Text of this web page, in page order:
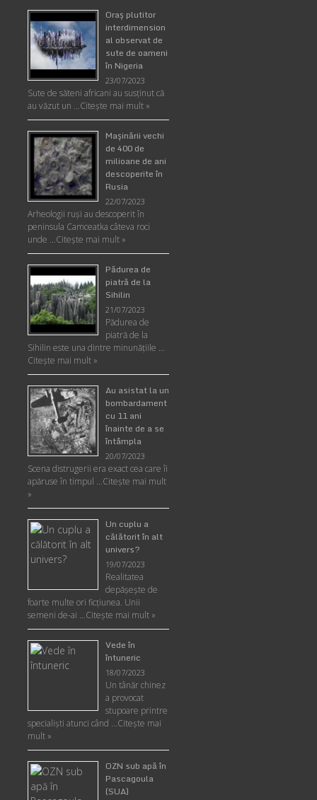
Oraş plutitor
interdimension
al observat de
sute de oameni
în Nigeria
23/07/2023
Sute de săteni africani au susținut că
au văzut un …Citește mai mult »
Maşinării vechi
de 400 de
milioane de ani
descoperite în
Rusia
22/07/2023
Arheologii ruşi au descoperit în
peninsula Camceatka câteva roci
unde …Citește mai mult »
Pădurea de
piatră de la
Sihilin
21/07/2023
Pădurea de
piatră de la
Sihilin este una dintre minunăţiile …
Citește mai mult »
Au asistat la un
bombardament
cu 11 ani
înainte de a se
întâmpla
20/07/2023
Scena distrugerii era exact cea care îi
apăruse în timpul …Citește mai mult
»
Un cuplu a
călătorit în alt
univers?
19/07/2023
Realitatea
depăşeşte de
foarte multe ori ficţiunea. Unii
semeni de-ai …Citește mai mult »
Vede în
întuneric
18/07/2023
Un tânăr chinez
a provocat
stupoare printre
specialişti atunci când …Citește mai
mult »
OZN sub apă în
Pascagoula
(SUA)